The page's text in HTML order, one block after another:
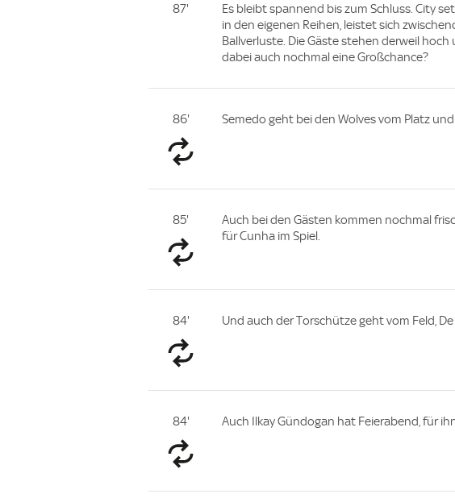
87'
Es bleibt spannend bis zum Schluss. City
in den eigenen Reihen, leistet sich
Ballverluste. Die Gäste stehen derweil hoch
dabei auch nochmal eine Großchance?
86' Semedo geht bei den Wolves vom Platz
85'
Auch bei den Gästen kommen nochmal
für Cunha im Spiel.
84' Und auch der Torschütze geht vom Feld,
84' Auch Ilkay Gündogan hat Feierabend, für